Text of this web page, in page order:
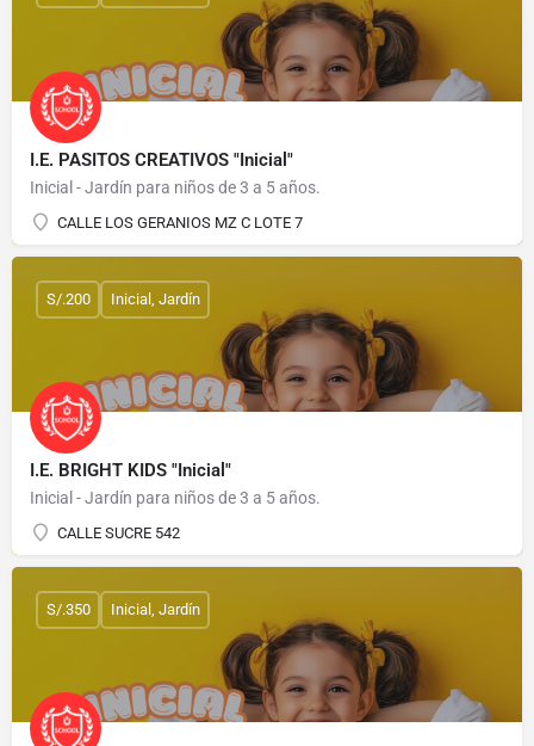
I.E. PASITOS CREATIVOS "Inicial"
Inicial - Jardín para niños de 3 a 5 años.
CALLE LOS GERANIOS MZ C LOTE 7
I.E. BRIGHT KIDS "Inicial"
Inicial - Jardín para niños de 3 a 5 años.
CALLE SUCRE 542
S/.200 Inicial, Jardín
S/.350 Inicial, Jardín